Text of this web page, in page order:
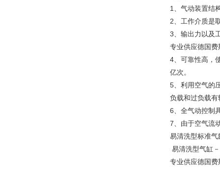
1、气动装置结
2、工作介质是
3、输出力以及
专业供应德国
4、可靠性高，
亿次。
5、利用空气的
负载和过负载
6、全气动控制
7、由于空气流
易清洗型标准气
易清洗型气缸
专业供应德国